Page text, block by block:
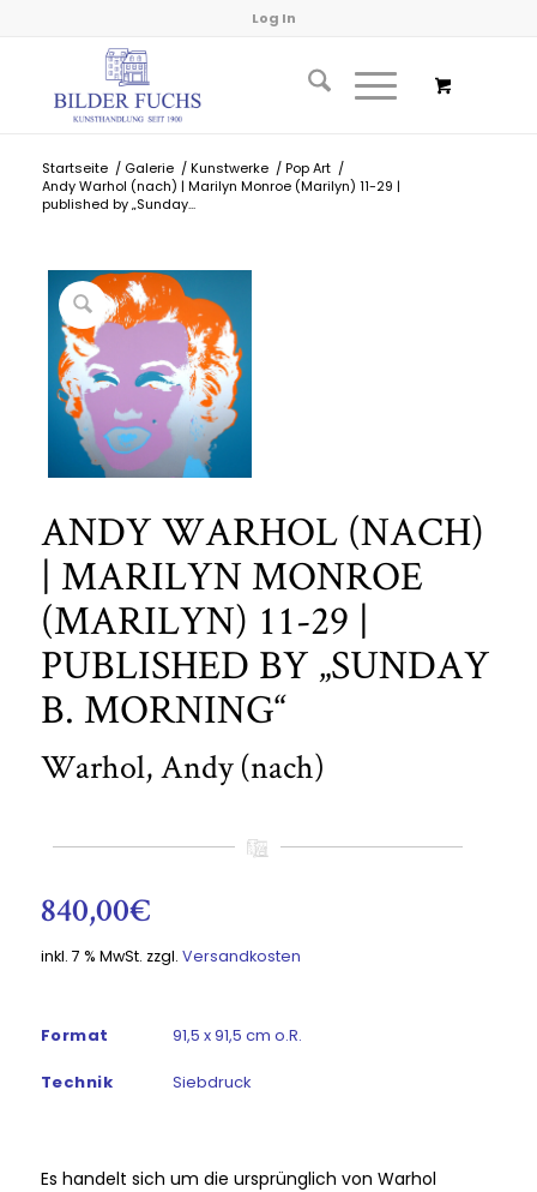
Log In
Startseite / Galerie / Kunstwerke / Pop Art /
Andy Warhol (nach) | Marilyn Monroe (Marilyn) 11-29 |
published by „Sunday...
ANDY WARHOL (NACH)
| MARILYN MONROE
(MARILYN) 11-29 |
PUBLISHED BY „SUNDAY
B. MORNING“
Warhol, Andy (nach)
840,00€
inkl. 7 % MwSt. zzgl. Versandkosten
Format 91,5 x 91,5 cm o.R.
Technik Siebdruck
Es handelt sich um die ursprünglich von Warhol